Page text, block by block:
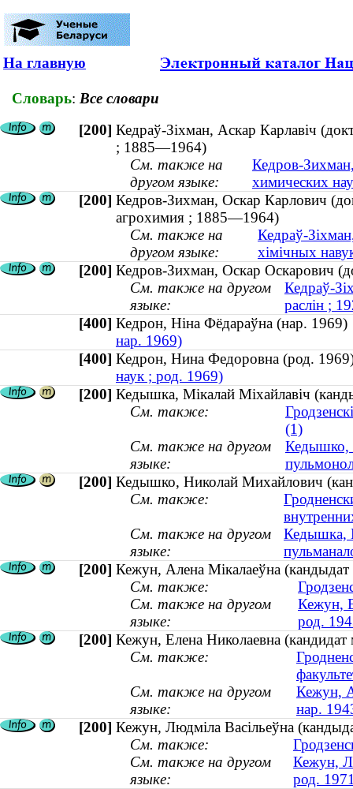
На главную
Словарь: Все словари
[200] Кедраў-Зіхман, Аскар Карлавіч
; 1885—1964)
См. также на
другом языке:
Кедров-
химических
[200] Кедров-Зихман, Оскар Карлович
агрохимия ; 1885—1964)
См. также на
другом языке:
Кедраў-
хімічных
[200] Кедров-Зихман, Оскар Оскарович
См. также на другом
языке:
Кедраў-
раслін ;
[400] Кедрон, Ніна Фёдараўна (нар.
нар. 1969)
[400] Кедрон, Нина Федоровна (род.
наук ; род. 1969)
[200] Кедышка, Мікалай Міхайлавіч
См. также:
(1)
См. также на другом
языке:
Кедышко,
[200] Кедышко, Николай Михайлович
См. также:
См. также на другом
языке:
Кедышка,
[200] Кежун, Алена Мікалаеўна
См. также:
См. также на другом
языке:
Кежун,
род.
[200] Кежун, Елена Николаевна
См. также:
См. также на другом
языке:
Кежун,
нар.
[200] Кежун, Людміла Васільеўна
См. также:
См. также на другом
языке:
Кежун,
род.